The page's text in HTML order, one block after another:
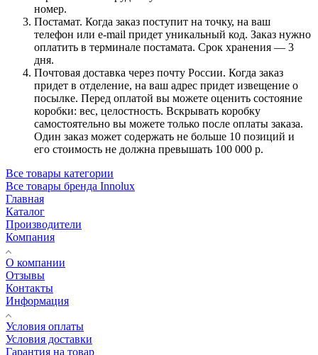
номер.
Постамат. Когда заказ поступит на точку, на ваш
телефон или e-mail придет уникальный код. Заказ нужно
оплатить в терминале постамата. Срок хранения — 3
дня.
Почтовая доставка через почту России. Когда заказ
придет в отделение, на ваш адрес придет извещение о
посылке. Перед оплатой вы можете оценить состояние
коробки: вес, целостность. Вскрывать коробку
самостоятельно вы можете только после оплаты заказа.
Один заказ может содержать не больше 10 позиций и
его стоимость не должна превышать 100 000 р.
Все товары категории
Все товары бренда Innolux
Главная
Каталог
Производители
Компания
О компании
Отзывы
Контакты
Информация
Условия оплаты
Условия доставки
Гарантия на товар